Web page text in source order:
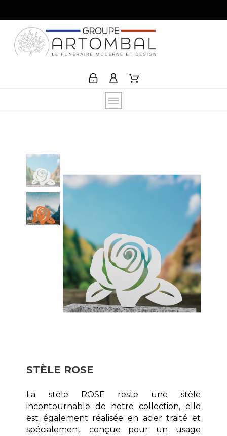
STÈLE ROSE
La stèle ROSE reste une stèle
incontournable de notre collection, elle
est également réalisée en acier traité et
spécialement conçue pour un usage